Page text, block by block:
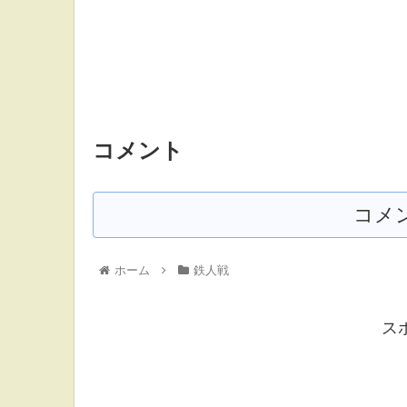
コメント
コメ
ホーム 鉄人戦
ス